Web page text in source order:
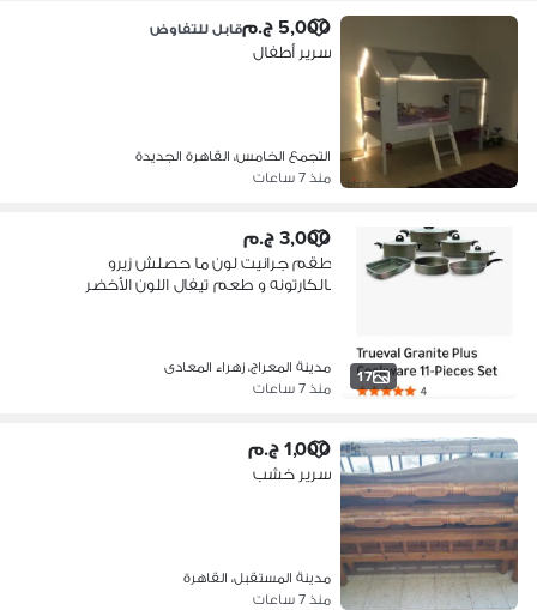
5,000 ج.م قابل للتفاوض
سرير أطفال
التجمع الخامس، القاهرة الجديدة
منذ 7 ساعات
17
3,000 ج.م
طقم جرانيت لون ما حصلش زيرو
بالكارتونه و طعم تيفال اللون الأخضر
مدينة المعراج، زهراء المعادى
منذ 7 ساعات
1,000 ج.م
سرير خشب
مدينة المستقبل، القاهرة
منذ 7 ساعات